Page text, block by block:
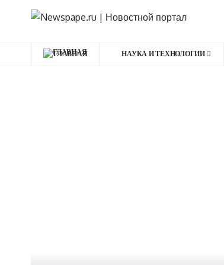
ГЛАВНАЯ НАУКА И ТЕХНОЛОГИИ